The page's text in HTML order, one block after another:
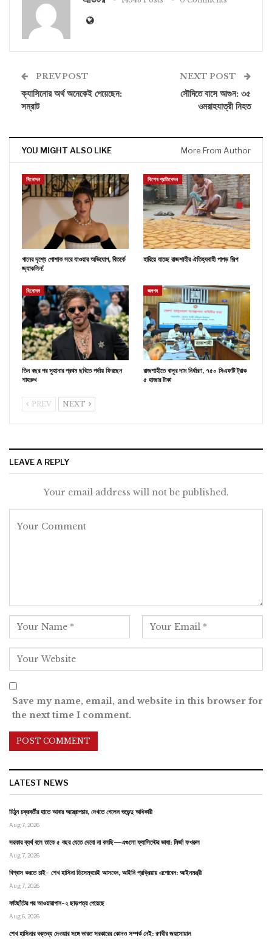
PREV POST
ক্যাসিনোর অর্থ অনেকেই পেয়েছেন:
সম্রাট
NEXT POST
সৌদিতে বাসে আগুন: ৩৫
ওমরাহযাত্রী নিহত
YOU MIGHT ALSO LIKE More From Author
বিনোদন
গানের দৃশ্যে পোশাক সরে যাওয়ার অভিযোগ, বিতর্কে
জ্যাকলিন!
বিশেষ প্রতিবেদন
হারিয়ে যাচ্ছে রাজশাহীর ঐতিহ্যবাহী পাপড় শিল্প
বিনোদন
তিন বছর পর সুহানার প্রথম ছবিতে পর্দায় ফিরছেন
শাহরুখ
জনপদ
রাজশাহীতে বালুর দাম নির্ধারণ, ৭৫০ সিএফটি ট্রাক
৫ হাজার টাকা
PREV NEXT
LEAVE A REPLY
Your email address will not be published.
Save my name, email, and website in this browser for
the next time I comment.
LATEST NEWS
মিঠুন চক্রবর্তীর হাতে আবার অস্ত্রোপচার, দেখতে গেলেন শুভেন্দু অধিকারী
Aug 7, 2026
সরকার ব্যর্থ বলে তাকে ৫ বছর যেতে দেবো না বলছি—এগুলো ফ্যাসিস্টের ভাষা: মির্জা ফখরুল
Aug 7, 2026
বিশ্বাস করতে চাই- শেখ হাসিনা ডিসেম্বরেই আসবেন, আইনি প্রক্রিয়ায় এগোবেন: আইনমন্ত্রী
Aug 7, 2026
কাটছাঁটের পর আওয়ারাপান-২ ছাড়পত্র পেয়েছে
Aug 6, 2026
শেখ হাসিনার বক্তব্য দেওয়ার সঙ্গে ভারত সরকারের কোনও সম্পর্ক নেই: রণধীর জয়সোয়াল